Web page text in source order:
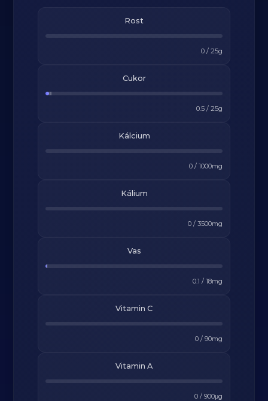
Rost
0/ 25g
Cukor
0.5/ 25g
Kálcium
0/ 1000mg
Kálium
0/ 3500mg
Vas
0.1 / 18mg
Vitamin C
0/ 90mg
Vitamin A
0/ 900μg